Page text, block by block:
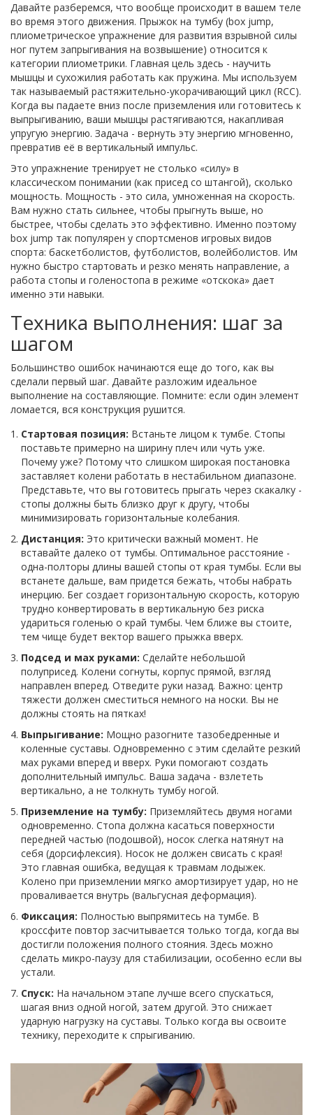
Давайте разберемся, что вообще происходит в вашем теле
во время этого движения. Прыжок на тумбу (box jump,
плиометрическое упражнение для развития взрывной силы
ног путем запрыгивания на возвышение) относится к
категории плиометрики. Главная цель здесь - научить
мышцы и сухожилия работать как пружина. Мы используем
так называемый растяжительно-укорачивающий цикл (RCC).
Когда вы падаете вниз после приземления или готовитесь к
выпрыгиванию, ваши мышцы растягиваются, накапливая
упругую энергию. Задача - вернуть эту энергию мгновенно,
превратив её в вертикальный импульс.
Это упражнение тренирует не столько «силу» в
классическом понимании (как присед со штангой), сколько
мощность. Мощность - это сила, умноженная на скорость.
Вам нужно стать сильнее, чтобы прыгнуть выше, но
быстрее, чтобы сделать это эффективно. Именно поэтому
box jump так популярен у спортсменов игровых видов
спорта: баскетболистов, футболистов, волейболистов. Им
нужно быстро стартовать и резко менять направление, а
работа стопы и голеностопа в режиме «отскока» дает
именно эти навыки.
Техника выполнения: шаг за
шагом
Большинство ошибок начинаются еще до того, как вы
сделали первый шаг. Давайте разложим идеальное
выполнение на составляющие. Помните: если один элемент
ломается, вся конструкция рушится.
Стартовая позиция: Встаньте лицом к тумбе. Стопы
поставьте примерно на ширину плеч или чуть уже.
Почему уже? Потому что слишком широкая постановка
заставляет колени работать в нестабильном диапазоне.
Представьте, что вы готовитесь прыгать через скакалку -
стопы должны быть близко друг к другу, чтобы
минимизировать горизонтальные колебания.
Дистанция: Это критически важный момент. Не
вставайте далеко от тумбы. Оптимальное расстояние -
одна-полторы длины вашей стопы от края тумбы. Если вы
встанете дальше, вам придется бежать, чтобы набрать
инерцию. Бег создает горизонтальную скорость, которую
трудно конвертировать в вертикальную без риска
удариться голенью о край тумбы. Чем ближе вы стоите,
тем чище будет вектор вашего прыжка вверх.
Подсед и мах руками: Сделайте небольшой
полуприсед. Колени согнуты, корпус прямой, взгляд
направлен вперед. Отведите руки назад. Важно: центр
тяжести должен сместиться немного на носки. Вы не
должны стоять на пятках!
Выпрыгивание: Мощно разогните тазобедренные и
коленные суставы. Одновременно с этим сделайте резкий
мах руками вперед и вверх. Руки помогают создать
дополнительный импульс. Ваша задача - взлететь
вертикально, а не толкнуть тумбу ногой.
Приземление на тумбу: Приземляйтесь двумя ногами
одновременно. Стопа должна касаться поверхности
передней частью (подошвой), носок слегка натянут на
себя (дорсифлексия). Носок не должен свисать с края!
Это главная ошибка, ведущая к травмам лодыжек.
Колено при приземлении мягко амортизирует удар, но не
проваливается внутрь (вальгусная деформация).
Фиксация: Полностью выпрямитесь на тумбе. В
кроссфите повтор засчитывается только тогда, когда вы
достигли положения полного стояния. Здесь можно
сделать микро-паузу для стабилизации, особенно если вы
устали.
Спуск: На начальном этапе лучше всего спускаться,
шагая вниз одной ногой, затем другой. Это снижает
ударную нагрузку на суставы. Только когда вы освоите
технику, переходите к спрыгиванию.